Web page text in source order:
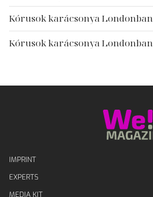
Kórusok karácsonya Londonban
Kórusok karácsonya Londonban
IMPRINT
EXPERTS
MEDIA KIT